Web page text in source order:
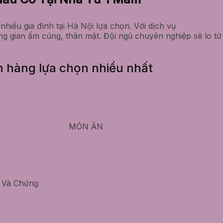
gia đình tại Hà Nội lựa chọn. Với dịch vụ
gian ấm cúng, thân mật. Đội ngũ chuyên nghiệp sẽ lo
hàng lựa chọn nhiều nhất
MÓN ĂN
Chứng